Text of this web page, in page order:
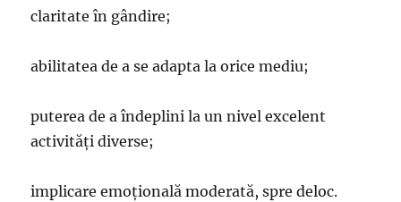
claritate în gândire;
abilitatea de a se adapta la orice mediu;
puterea de a îndeplini la un nivel excelent
activități diverse;
implicare emoțională moderată, spre deloc.